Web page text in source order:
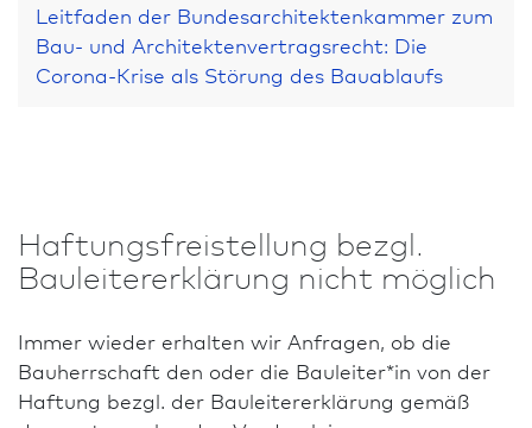
Leitfaden der Bundes­architekten­kammer zum
Bau- und Architekten­vertrags­recht: Die
Corona-Krise als Störung des Bauablaufs
Haftungsfreistellung bezgl.
Bauleitererklärung nicht möglich
Immer wieder erhalten wir Anfragen, ob die
Bauherrschaft den oder die Bauleiter*in von der
Haftung bezgl. der Bauleitererklärung gemäß